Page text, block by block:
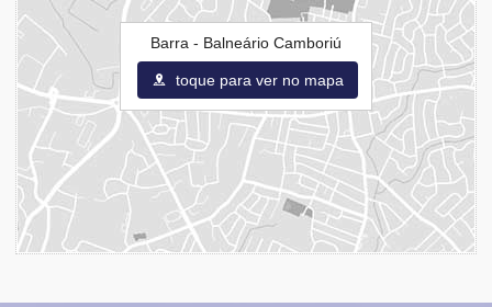
Barra - Balneário Camboriú
toque para ver no mapa